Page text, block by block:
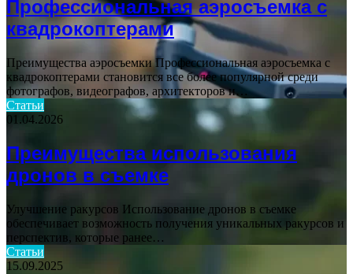
Профессиональная аэросъемка с
квадрокоптерами
Преимущества аэросъемки Профессиональная аэросъемка с
квадрокоптерами становится все более популярной среди
фотографов, видеографов, архитекторов и…
Статьи
01.04.2026
Преимущества использования
дронов в съемке
Улучшение ракурсов Использование дронов в съемке
обеспечивает возможность получения уникальных ракурсов и
перспектив, которые ранее…
Статьи
15.09.2025